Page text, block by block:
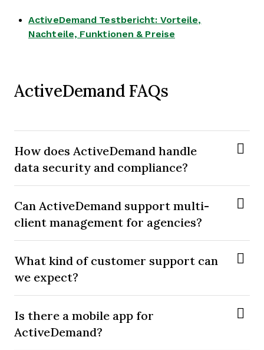
ActiveDemand Testbericht: Vorteile,
Nachteile, Funktionen & Preise
ActiveDemand FAQs
How does ActiveDemand handle
data security and compliance?
Can ActiveDemand support multi-
client management for agencies?
What kind of customer support can
we expect?
Is there a mobile app for
ActiveDemand?